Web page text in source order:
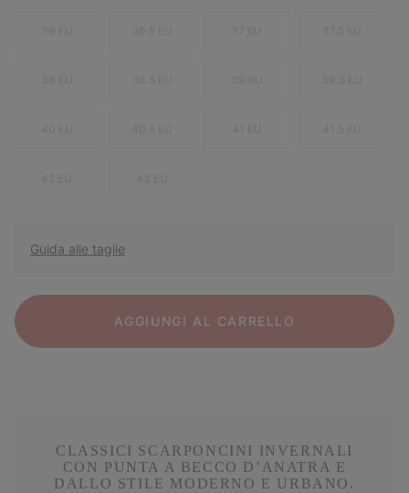
Guida alle taglie
AGGIUNGI AL CARRELLO
CLASSICI SCARPONCINI INVERNALI
CON PUNTA A BECCO D’ANATRA E
DALLO STILE MODERNO E URBANO.